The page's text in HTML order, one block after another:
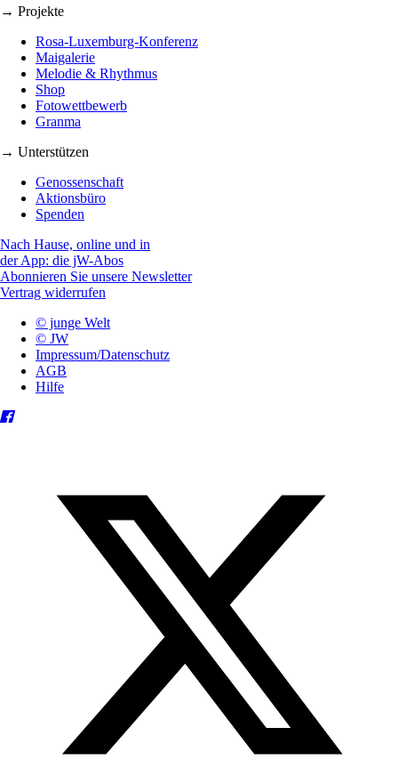
→ Projekte
Rosa-Luxemburg-Konferenz
Maigalerie
Melodie & Rhythmus
Shop
Fotowettbewerb
Granma
→ Unterstützen
Genossenschaft
Aktionsbüro
Spenden
Nach Hause, online und in
der App: die jW-Abos
Abonnieren Sie unsere Newsletter
Vertrag widerrufen
© junge Welt
© JW
Impressum/Datenschutz
AGB
Hilfe